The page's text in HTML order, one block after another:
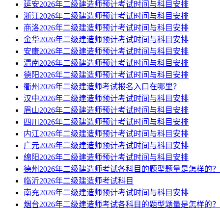
延安2026年二级建造师预计考试时间与科目安排
浙江2026年二级建造师预计考试时间与科目安排
商洛2026年二级建造师预计考试时间与科目安排
金华2026年二级建造师预计考试时间与科目安排
安康2026年二级建造师预计考试时间与科目安排
渭南2026年二级建造师预计考试时间与科目安排
德阳2026年二级建造师预计考试时间与科目安排
衢州2026年二级建造师考试报名入口在哪里？
汉中2026年二级建造师预计考试时间与科目安排
眉山2026年二级建造师预计考试时间与科目安排
四川2026年二级建造师预计考试时间与科目安排
内江2026年二级建造师预计考试时间与科目安排
广元2026年二级建造师预计考试时间与科目安排
绵阳2026年二级建造师预计考试时间与科目安排
德州2026年二级建造师考试各科目的题型题量是怎样的？
临沂2026年二级建造师考试科目
南充2026年二级建造师预计考试时间与科目安排
烟台2026年二级建造师考试各科目的题型题量是怎样的？